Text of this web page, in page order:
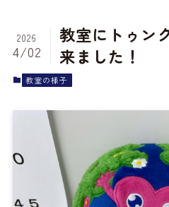
教室にトゥン
来ました！
2026
4/02
教室の様子